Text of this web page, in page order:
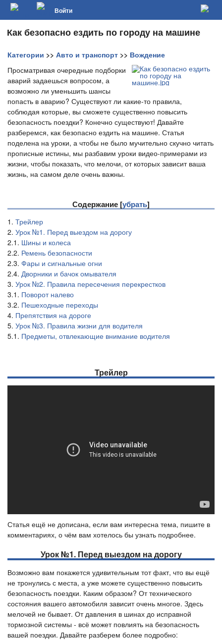
Войти
Как безопасно ездить по городу на машине
Категории >> Авто и транспорт >> Вождение
Просматривая очередные подборки
аварий задаешься вопросом, а
возможно ли уменьшить шансы
попасть в аварию? Существуют ли какие-то правила,
соблюдая которые, вы сможете существенно повысить
безопасность поездки? Конечно существуют! Давайте
разберемся, как безопасно ездить на машине. Статья
поделена на уроки, а чтобы не было мучительно скучно читать
прописные истины, мы разбавим уроки видео-примерами из
жизни, чтобы показать, что мелочи, от которых зависит ваша
жизнь, на самом деле очень важны.
Содержание [убрать]
1. Трейлер
2. Урок №1. Перед выездом на дорогу
2.1. Шины и колеса
2.2. Ремень безопасности
2.3. Фары и сигнальные огни
2.4. Дворники и бачок омывателя
3. Урок №2. Правила пересечения перекрестков
3.1. Поворот налево
3.2. Пешеходные переходы
4. Препятствия на дороге
5. Урок №3. Правила жизни для водителя
5.1. Предметы, отвлекающие внимание водителя
Трейлер
Статья ещё не дописана, если вам интересна тема, пишите в
комментариях, о чём вам хотелось бы узнать подробнее.
Урок №1. Перед выездом на дорогу
Возможно вам покажется удивительным тот факт, что вы ещё
не тронулись с места, а уже можете существенно повысить
безопасность поездки. Каким образом? От технического
состояния вашего автомобиля зависит очень многое. Здесь
мелочей не бывает. От давления в шинах до исправной
тормозной системы - всё может повлиять на безопасность
вашей поездки. Давайте разберем более подробно: